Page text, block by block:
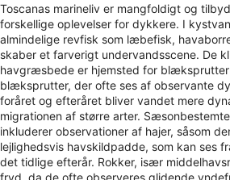
Toscanas marineliv er mangfoldigt og
forskellige oplevelser for dykkere. I
almindelige revfisk som læbefisk,
skaber et farverigt undervandsscene. De
havgræsbede er hjemsted for
blæksprutter, der ofte ses af observante
foråret og efteråret bliver vandet mere
migrationen af ​​større arter.
inkluderer observationer af hajer, såsom
lejlighedsvis havskildpadde, som kan ses
det tidlige efterår. Rokker, især
fryd, da de ofte observeres glidende